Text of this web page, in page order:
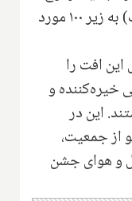
۶,۰۰۰ موردی آن در ماه اوت (آگوست) به زیر ۱۰۰ مورد
افت را
خیره‌کننده و
این در
جمعیت،
و هوای جشن